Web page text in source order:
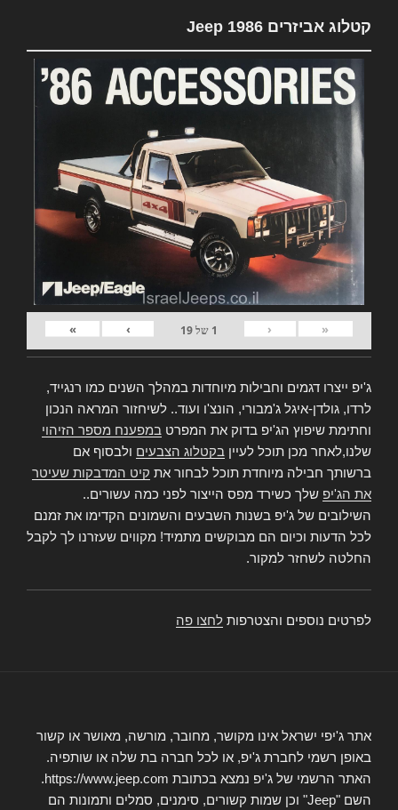
קטלוג אביזרים Jeep 1986
«
‹
1 של19
›
»
ג'יפ ייצרו דגמים וחבילות מיוחדות במהלך השנים כמו רנגייד,
לרדו, גולדן-איגל ג'מבורי, הונצ'ו ועוד.. לשיחזור המראה הנכון
וחתימת שיפוץ הג'יפ בדוק את המפרט במפענח מספר הזיהוי
שלנו,לאחר מכן תוכל לעיין בקטלוג הצבעים ולבסוף אם
ברשותך חבילה מיוחדת תוכל לבחור את קיט המדבקות שעיטר
את הג'יפ שלך כשירד מפס הייצור לפני כמה עשורים..
השילובים של ג'יפ בשנות השבעים והשמונים הקדימו את זמנם
לכל הדעות וכיום הם מבוקשים מתמיד! מקווים שעזרנו לך לקבל
החלטה לשחזר למקור.
לפרטים נוספים והצטרפות לחצו פה
אתר ג'יפי ישראל אינו מקושר, מחובר, מורשה, מאושר או קשור
באופן רשמי לחברת ג'יפ, או לכל חברה בת שלה או שותפיה.
האתר הרשמי של ג'יפ נמצא בכתובת https://www.jeep.com.
השם "Jeep" וכן שמות קשורים, סימנים, סמלים ותמונות הם